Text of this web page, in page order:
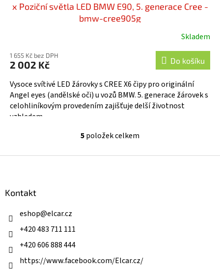
x Poziční světla LED BMW E90, 5. generace Cree -
bmw-cree905g
Skladem
1 655 Kč bez DPH
2 002 Kč Do košíku
Vysoce svítivé LED žárovky s CREE X6 čipy pro originální
Angel eyes (andělské oči) u vozů BMW. 5. generace žárovek s
celohliníkovým provedením zajišťuje delší životnost
vzhledem...
O
l
v
5položek celkem
Kontakt
eshop@elcar.cz
+420 483 711 111
+420 606 888 444
https://www.facebook.com/Elcar.cz/